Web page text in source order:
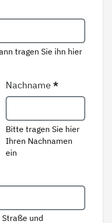
tragen Sie ihn hier
Nachname*
Bitte tragen Sie hier
Ihren Nachnamen
ein
und